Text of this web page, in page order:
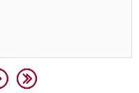
suivante
Dernière page